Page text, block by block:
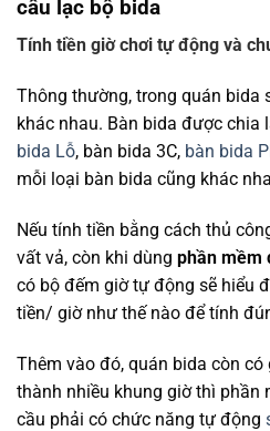
câu lạc bộ bida
Tính tiền giờ chơi tự động và
Thông thường, trong quán bida
khác nhau. Bàn bida được chia
bida Lỗ, bàn bida 3C, bàn bida
mỗi loại bàn bida cũng khác
Nếu tính tiền bằng cách thủ
vất vả, còn khi dùng phần mềm
có bộ đếm giờ tự động sẽ hiểu
tiền/ giờ như thế nào để tính
Thêm vào đó, quán bida còn
thành nhiều khung giờ thì phần
cầu phải có chức năng tự động